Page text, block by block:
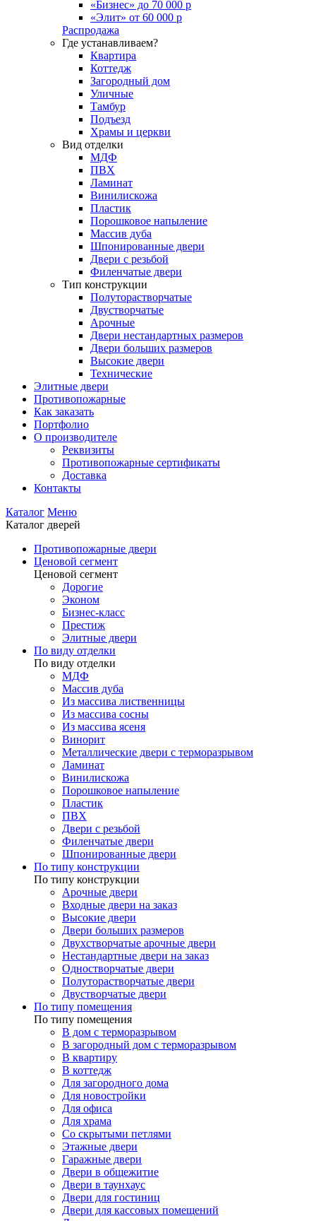
«Бизнес» до 70 000 р
«Элит» от 60 000 р
Распродажа
Где устанавливаем?
Квартира
Коттедж
Загородный дом
Уличные
Тамбур
Подъезд
Храмы и церкви
Вид отделки
МДФ
ПВХ
Ламинат
Винилискожа
Пластик
Порошковое напыление
Массив дуба
Шпонированные двери
Двери с резьбой
Филенчатые двери
Тип конструкции
Полуторастворчатые
Двустворчатые
Арочные
Двери нестандартных размеров
Двери больших размеров
Высокие двери
Технические
Элитные двери
Противопожарные
Как заказать
Портфолио
О производителе
Реквизиты
Противопожарные сертификаты
Доставка
Контакты
Каталог Меню
Каталог дверей
Противопожарные двери
Ценовой сегмент
Ценовой сегмент
Дорогие
Эконом
Бизнес-класс
Престиж
Элитные двери
По виду отделки
По виду отделки
МДФ
Массив дуба
Из массива лиственницы
Из массива сосны
Из массива ясеня
Винорит
Металлические двери с терморазрывом
Ламинат
Винилискожа
Порошковое напыление
Пластик
ПВХ
Двери с резьбой
Филенчатые двери
Шпонированные двери
По типу конструкции
По типу конструкции
Арочные двери
Входные двери на заказ
Высокие двери
Двери больших размеров
Двухстворчатые арочные двери
Нестандартные двери на заказ
Одностворчатые двери
Полуторастворчатые двери
Двустворчатые двери
По типу помещения
По типу помещения
В дом с терморазрывом
В загородный дом с терморазрывом
В квартиру
В коттедж
Для загородного дома
Для новостройки
Для офиса
Для храма
Со скрытыми петлями
Этажные двери
Гаражные двери
Двери в общежитие
Двери в таунхаус
Двери для гостиниц
Двери для кассовых помещений